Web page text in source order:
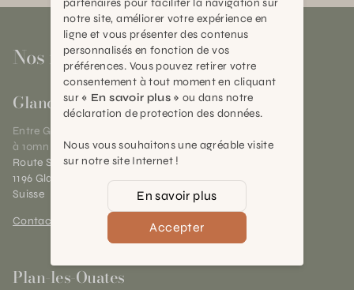
Nos magasins
Gland
Entre Genève et Lausanne,
à 10mn de Nyon
Route Suisse 40
1196 Gland (VD)
Suisse
Contact et horaires
Plan-les-Ouates
notre site, améliorer votre expérience en
ligne et vous présenter des contenus
personnalisés en fonction de vos
préférences. Vous pouvez retirer votre
consentement à tout moment en cliquant
sur « En savoir plus » ou dans notre
déclaration de protection des données.
Nous vous souhaitons une agréable visite
sur notre site Internet !
En savoir plus
Accepter